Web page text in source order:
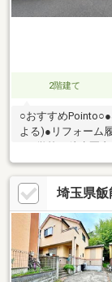
2階建て
○おすすめ
よる)●リフォーム
ン○●金子小学校
局 徒歩5分●マ
埼玉県飯